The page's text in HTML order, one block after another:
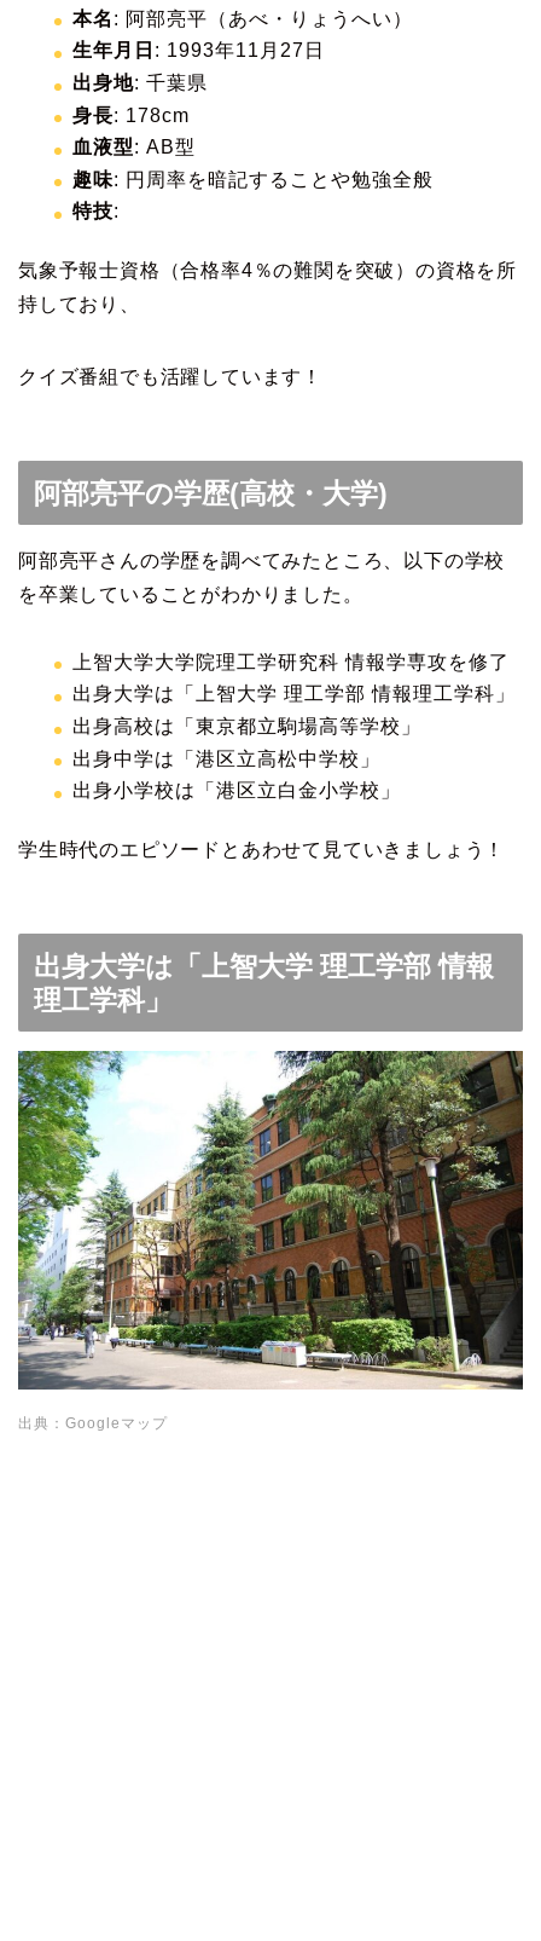
本名 : 阿部亮平（あべ・りょうへい）
生年月日 : 1993年11月27日
出身地: 千葉県
身長: 178cm
血液型: AB型
趣味: 円周率を暗記することや勉強全般
特技:
気象予報士資格（合格率4％の難関を突破）の資格を所
持しており、
クイズ番組でも活躍しています！
阿部亮平の学歴(高校・大学)
阿部亮平さんの学歴を調べてみたところ、以下の学校
を卒業していることがわかりました。
上智大学大学院理工学研究科 情報学専攻を修了
出身大学は「上智大学 理工学部 情報理工学科」
出身高校は「東京都立駒場高等学校」
出身中学は「港区立高松中学校」
出身小学校は「港区立白金小学校」
学生時代のエピソードとあわせて見ていきましょう！
出身大学は「上智大学 理工学部 情報
理工学科」
出典：Googleマップ